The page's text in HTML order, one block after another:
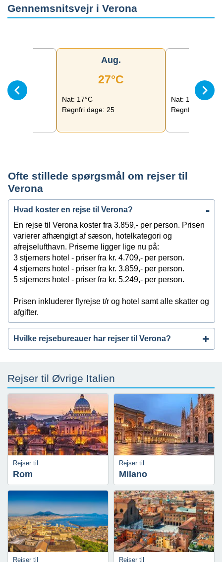
Gennemsnitsvejr i Verona
Aug.
27°C
Nat: 17°C
Regnfri dage: 25
Nat: 14°C
Regnfri dage:
Ofte stillede spørgsmål om rejser til
Verona
Hvad koster en rejse til Verona?
En rejse til Verona koster fra 3.859,- per person. Prisen
varierer afhængigt af sæson, hotelkategori og
afrejselufthavn. Priserne ligger lige nu på:
3 stjerners hotel - priser fra kr. 4.709,- per person.
4 stjerners hotel - priser fra kr. 3.859,- per person.
5 stjerners hotel - priser fra kr. 5.249,- per person.
Prisen inkluderer flyrejse t/r og hotel samt alle skatter og
afgifter.
Hvilke rejsebureauer har rejser til Verona?
Rejser til Øvrige Italien
Rejser til
Rom
Rejser til
Milano
Rejser til Rejser til